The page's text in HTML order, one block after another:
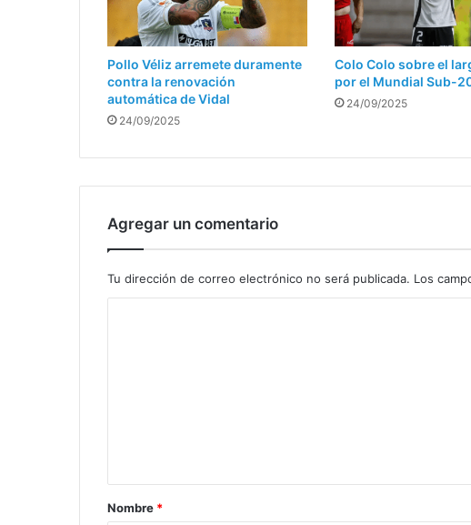
Pollo Véliz arremete duramente
contra la renovación
automática de Vidal
24/09/2025
Colo Colo sobre el
por el Mundial Sub-
24/09/2025
Agregar un comentario
Tu dirección de correo electrónico no será publicada. Los
rNombre *